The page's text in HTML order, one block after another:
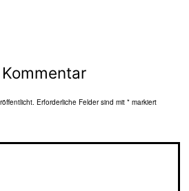
Erforderliche Felder sind mit * markiert